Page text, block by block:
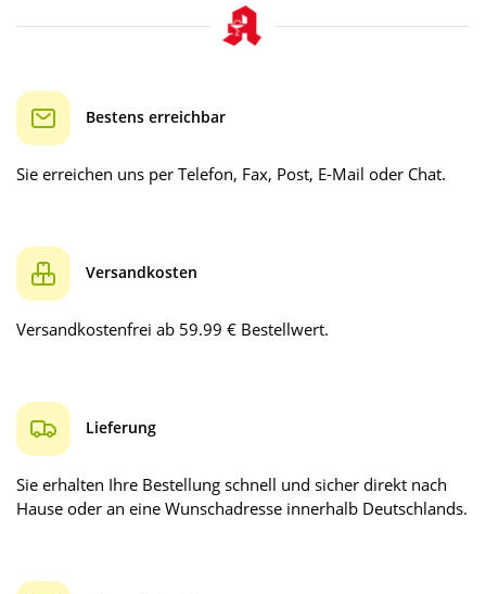
Bestens erreichbar
Sie erreichen uns per Telefon, Fax, Post, E-Mail oder Chat.
Versandkosten
Versandkostenfrei ab 59.99 € Bestellwert.
Lieferung
Sie erhalten Ihre Bestellung schnell und sicher direkt nach
Hause oder an eine Wunschadresse innerhalb Deutschlands.